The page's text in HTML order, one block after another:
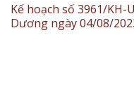
Kế hoạch số 3961/
Dương ngày 04/08/